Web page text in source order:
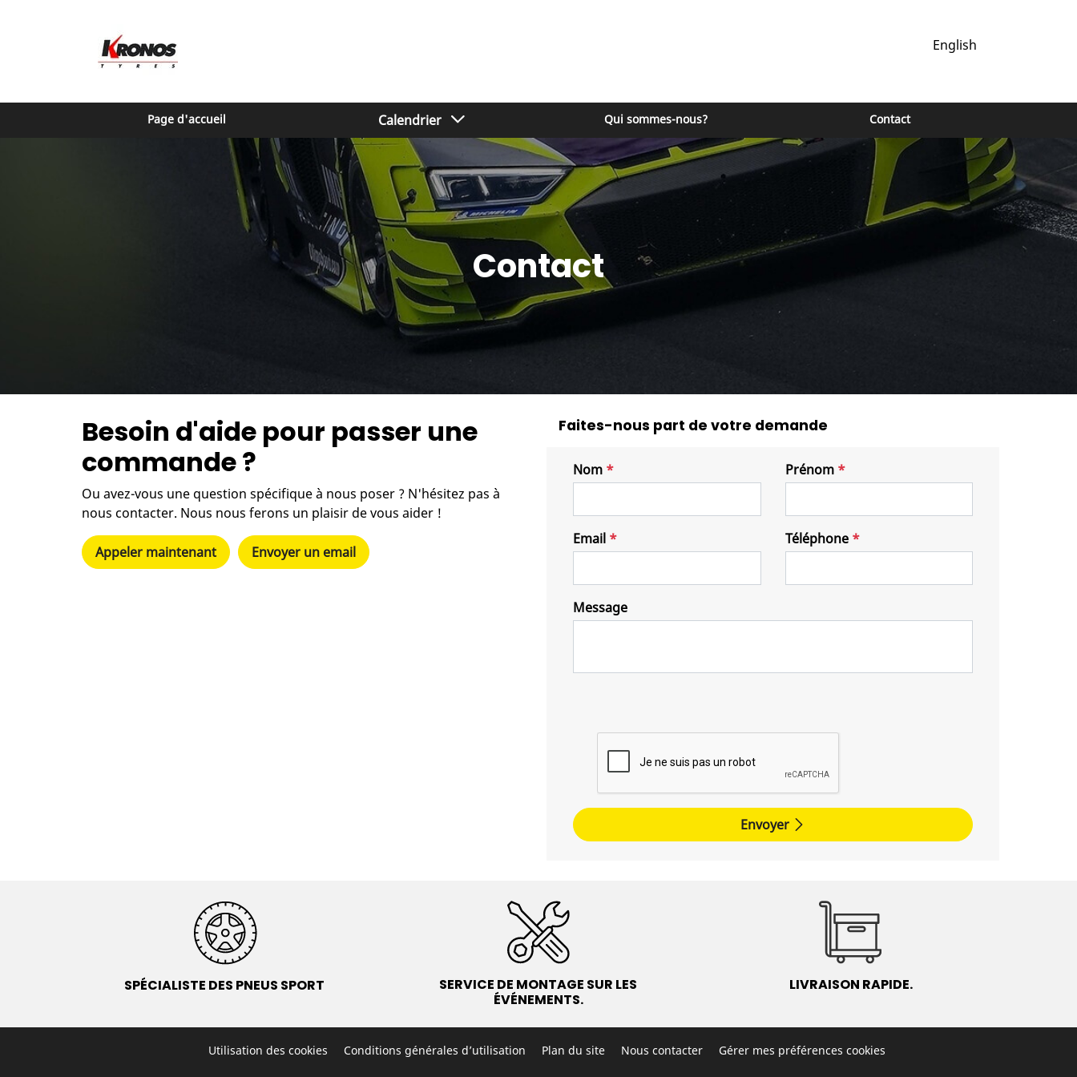
English
Page d'accueil Calendrier Qui sommes-nous? Contact
Contact
Besoin d'aide pour passer une
commande ?
Ou avez-vous une question spécifique à nous poser ? N'hésitez pas à
nous contacter. Nous nous ferons un plaisir de vous aider !
Appeler maintenant Envoyer un email
Faites-nous part de votre demande
Nom * Prénom *
Email * Téléphone *
Message
Envoyer
SPÉCIALISTE DES PNEUS SPORT
SERVICE DE MONTAGE SUR LES
ÉVÉNEMENTS.
LIVRAISON RAPIDE.
Utilisation des cookies Conditions générales d’utilisation Plan du site Nous contacter Gérer mes préférences cookies